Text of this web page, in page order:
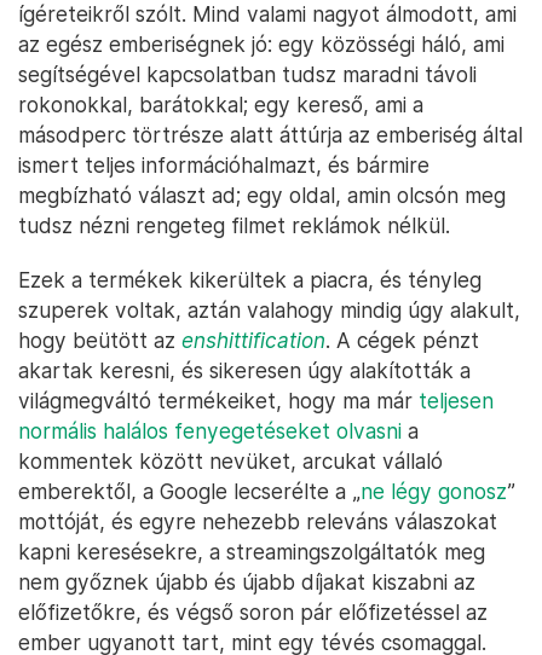
ígéreteikről szólt. Mind valami nagyot álmodott, ami
az egész emberiségnek jó: egy közösségi háló, ami
segítségével kapcsolatban tudsz maradni távoli
rokonokkal, barátokkal; egy kereső, ami a
másodperc törtrésze alatt áttúrja az emberiség által
ismert teljes információhalmazt, és bármire
megbízható választ ad; egy oldal, amin olcsón meg
tudsz nézni rengeteg filmet reklámok nélkül.
Ezek a termékek kikerültek a piacra, és tényleg
szuperek voltak, aztán valahogy mindig úgy alakult,
hogy beütött az enshittification. A cégek pénzt
akartak keresni, és sikeresen úgy alakították a
világmegváltó termékeiket, hogy ma már teljesen
normális halálos fenyegetéseket olvasni a
kommentek között nevüket, arcukat vállaló
emberektől, a Google lecserélte a „ne légy gonosz”
mottóját, és egyre nehezebb releváns válaszokat
kapni keresésekre, a streamingszolgáltatók meg
nem győznek újabb és újabb díjakat kiszabni az
előfizetőkre, és végső soron pár előfizetéssel az
ember ugyanott tart, mint egy tévés csomaggal.